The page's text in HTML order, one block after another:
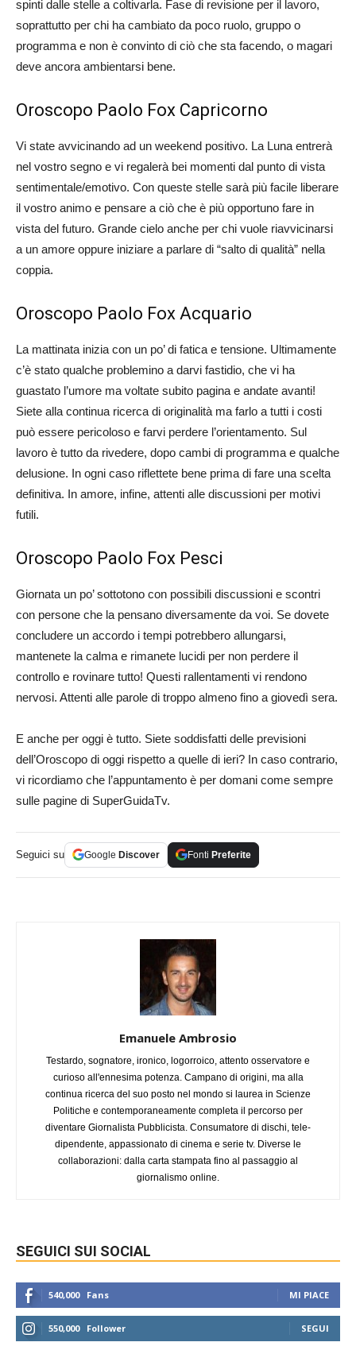
spinti dalle stelle a coltivarla. Fase di revisione per il lavoro,
soprattutto per chi ha cambiato da poco ruolo, gruppo o
programma e non è convinto di ciò che sta facendo, o magari
deve ancora ambientarsi bene.
Oroscopo Paolo Fox Capricorno
Vi state avvicinando ad un weekend positivo. La Luna entrerà
nel vostro segno e vi regalerà bei momenti dal punto di vista
sentimentale/emotivo. Con queste stelle sarà più facile liberare
il vostro animo e pensare a ciò che è più opportuno fare in
vista del futuro. Grande cielo anche per chi vuole riavvicinarsi
a un amore oppure iniziare a parlare di “salto di qualità” nella
coppia.
Oroscopo Paolo Fox Acquario
La mattinata inizia con un po’ di fatica e tensione. Ultimamente
c’è stato qualche problemino a darvi fastidio, che vi ha
guastato l’umore ma voltate subito pagina e andate avanti!
Siete alla continua ricerca di originalità ma farlo a tutti i costi
può essere pericoloso e farvi perdere l’orientamento. Sul
lavoro è tutto da rivedere, dopo cambi di programma e qualche
delusione. In ogni caso riflettete bene prima di fare una scelta
definitiva. In amore, infine, attenti alle discussioni per motivi
futili.
Oroscopo Paolo Fox Pesci
Giornata un po’ sottotono con possibili discussioni e scontri
con persone che la pensano diversamente da voi. Se dovete
concludere un accordo i tempi potrebbero allungarsi,
mantenete la calma e rimanete lucidi per non perdere il
controllo e rovinare tutto! Questi rallentamenti vi rendono
nervosi. Attenti alle parole di troppo almeno fino a giovedì sera.
E anche per oggi è tutto. Siete soddisfatti delle previsioni
dell’Oroscopo di oggi rispetto a quelle di ieri? In caso contrario,
vi ricordiamo che l’appuntamento è per domani come sempre
sulle pagine di SuperGuidaTv.
Seguici su Google Discover Fonti Preferite
Emanuele Ambrosio
Testardo, sognatore, ironico, logorroico, attento osservatore e
curioso all'ennesima potenza. Campano di origini, ma alla
continua ricerca del suo posto nel mondo si laurea in Scienze
Politiche e contemporaneamente completa il percorso per
diventare Giornalista Pubblicista. Consumatore di dischi, tele-
dipendente, appassionato di cinema e serie tv. Diverse le
collaborazioni: dalla carta stampata fino al passaggio al
giornalismo online.
SEGUICI SUI SOCIAL
540,000 Fans MI PIACE
550,000 Follower SEGUI